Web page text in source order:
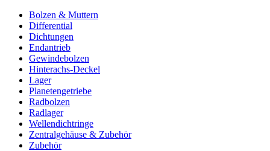
Bolzen & Muttern
Differential
Dichtungen
Endantrieb
Gewindebolzen
Hinterachs-Deckel
Lager
Planetengetriebe
Radbolzen
Radlager
Wellendichtringe
Zentralgehäuse & Zubehör
Zubehör